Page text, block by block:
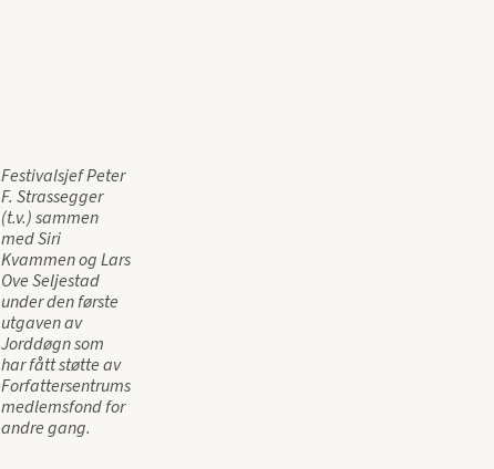
Festivalsjef Peter
F. Strassegger
(t.v.) sammen
med Siri
Kvammen og Lars
Ove Seljestad
under den første
utgaven av
Jorddøgn som
har fått støtte av
Forfattersentrums
medlemsfond for
andre gang.